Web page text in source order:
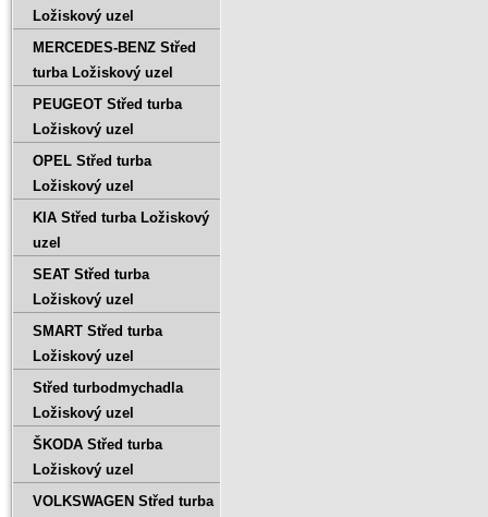
Ložiskový uzel
MERCEDES-BENZ Střed
turba Ložiskový uzel
PEUGEOT Střed turba
Ložiskový uzel
OPEL Střed turba
Ložiskový uzel
KIA Střed turba Ložiskový
uzel
SEAT Střed turba
Ložiskový uzel
SMART Střed turba
Ložiskový uzel
Střed turbodmychadla
Ložiskový uzel
ŠKODA Střed turba
Ložiskový uzel
VOLKSWAGEN Střed turba